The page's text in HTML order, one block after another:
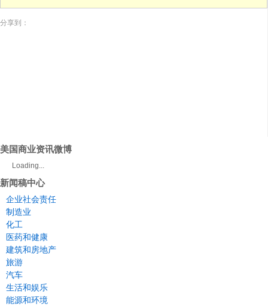
分享到：
美国商业资讯微博
Loading...
新闻稿中心
企业社会责任
制造业
化工
医药和健康
建筑和房地产
旅游
汽车
生活和娱乐
能源和环境